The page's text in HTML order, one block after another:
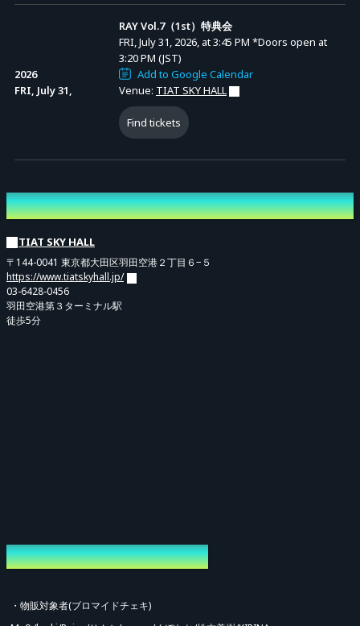
Advance Sale (Lottery)
サインチェキ40秒、デジショ20秒
7月4日 22:00 〜 7月29日23:59まで
↓購入前に注意事項を必ずお読みください↓
特典会の途中であっても発見次第スタッフから注意をさせていただき、最悪の
場合は会場から退出していただきます。
※特典会は指定した場所以外の撮影は禁止となります。特典会中のご移動は出
来かねます。
※本公演では各レーンに入れるお客様の人数は1名様のみです。
※整列時はスタッフの指示に必ず従ってください。
※整列終了後の参加はいかなる理由でもお断りさせていただきます。
2026
FRI, July 31,
RAY Vol.7（1st）特典会
FRI, July 31, 2026, at 3:45 PM *Doors open at
3:20 PM (JST)
Add to Google Calendar
Venue: TIAT SKY HALL
Find tickets
Venue
TIAT SKY HALL
〒144-0041 東京都大田区羽田空港２丁目６−５
https://www.tiatskyhall.jp/
03-6428-0456
羽田空港第３ターミナル駅
徒歩5分
特典会参加者/物販対象者
・物販対象者(ブロマイドチェキ)